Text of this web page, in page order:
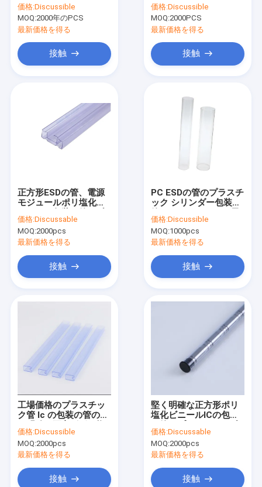
企業情報
会社案内
品質管理
お問い合わせ
ニュース
すべての場合
きなさい
価格:Discussible
MOQ:2000年のPCS
最新価格を得る
接触
価格:Discussible
MOQ:2000PCS
最新価格を得る
接触
正方形ESDの管、電源
モジュールポリ塩化ビ
空電
価格:Discussable
MOQ:2000pcs
最新価格を得る
接触
PC ESDの管のプラスチ
ック シリンダー包装の
さ
価格:Discussible
MOQ:1000pcs
最新価格を得る
接触
工場価格のプラスチッ
ク管 Ic の包装の管の堅
化ビニールのプラスチ
ック反静的な Ic の管
価格:Discussible
MOQ:2000pcs
最新価格を得る
接触
堅く明確な正方形ポリ
塩化ビニールICの包装
静的な管
価格:Discussable
MOQ:2000pcs
最新価格を得る
接触